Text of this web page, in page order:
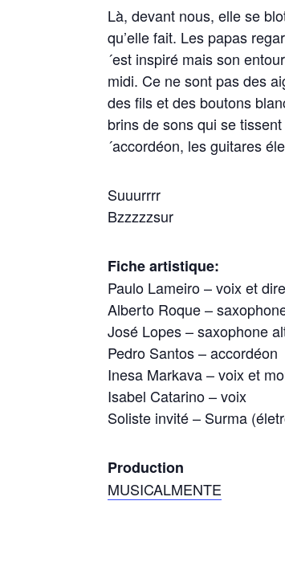
Là,devant nous,ellese
qu’elle fait. Les papas
´est inspiré maissonentour
midi. Ce ne sont pas des
des fils et des boutons
brins de sons qui se
´accordéon, les guitares
Suuurrrr
Bzzzzzsur
Fiche artistique:
Paulo Lameiro – voix et
Alberto Roque –
José Lopes – saxophone
Pedro Santos – accordéon
Inesa Markava – voix et
Isabel Catarino – voix
Soliste invité – Surma
Production
MUSICALMENTE